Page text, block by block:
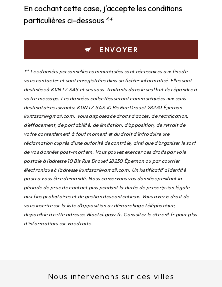
En cochant cette case, j'accepte les conditions
particulières ci-dessous **
ENVOYER
** Les données personnelles communiquées sont nécessaires aux fins de
vous contacter et sont enregistrées dans un fichier informatisé. Elles sont
destinées à KUNTZ SAS et ses sous-traitants dans le seul but de répondre à
votre message. Les données collectées seront communiquées aux seuls
destinataires suivants: KUNTZ SAS 10 Bis Rue Drouet 28230 Épernon
kuntzsarl@gmail.com. Vous disposez de droits d’accès, de rectification,
d’effacement, de portabilité, de limitation, d’opposition, de retrait de
votre consentement à tout moment et du droit d’introduire une
réclamation auprès d’une autorité de contrôle, ainsi que d’organiser le sort
de vos données post-mortem. Vous pouvez exercer ces droits par voie
postale à l'adresse 10 Bis Rue Drouet 28230 Épernon ou par courrier
électronique à l'adresse kuntzsarl@gmail.com. Un justificatif d'identité
pourra vous être demandé. Nous conservons vos données pendant la
période de prise de contact puis pendant la durée de prescription légale
aux fins probatoires et de gestion des contentieux. Vous avez le droit de
vous inscrire sur la liste d'opposition au démarchage téléphonique,
disponible à cette adresse: Bloctel.gouv.fr. Consultez le site cnil.fr pour plus
d’informations sur vos droits.
Nous intervenons sur ces villes